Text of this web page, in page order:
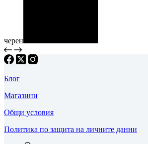
черен
Блог
Магазини
Общи условия
Политика по защита на личните данни